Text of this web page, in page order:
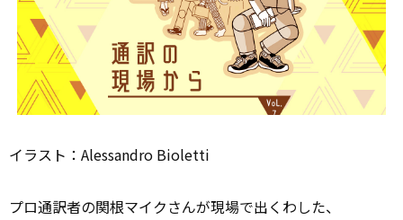
イラスト：Alessandro Bioletti
プロ通訳者の関根マイクさんが現場で出くわした、